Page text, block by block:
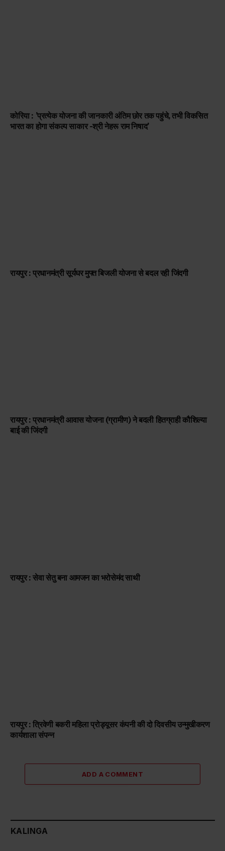
कोरिया : ’प्रत्येक योजना की जानकारी अंतिम छोर तक पहुंचे, तभी विकसित
भारत का होगा संकल्प साकार -श्री नेहरू राम निषाद’
रायपुर : प्रधानमंत्री सूर्यघर मुफ्त बिजली योजना से बदल रही जिंदगी
रायपुर : प्रधानमंत्री आवास योजना (ग्रामीण) ने बदली हितग्राही कौशिल्या
बाई की जिंदगी
रायपुर : सेवा सेतु बना आमजन का भरोसेमंद साथी
रायपुर : त्रिवेणी बकरी महिला प्रोड्यूसर कंपनी की दो दिवसीय उन्मुखीकरण
कार्यशाला संपन्न
ADD A COMMENT
KALINGA